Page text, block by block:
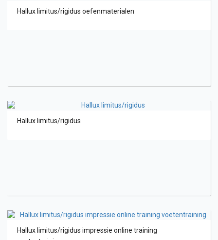
Hallux limitus/rigidus oefenmaterialen
Hallux limitus/rigidus
Hallux limitus/rigidus impressie online training